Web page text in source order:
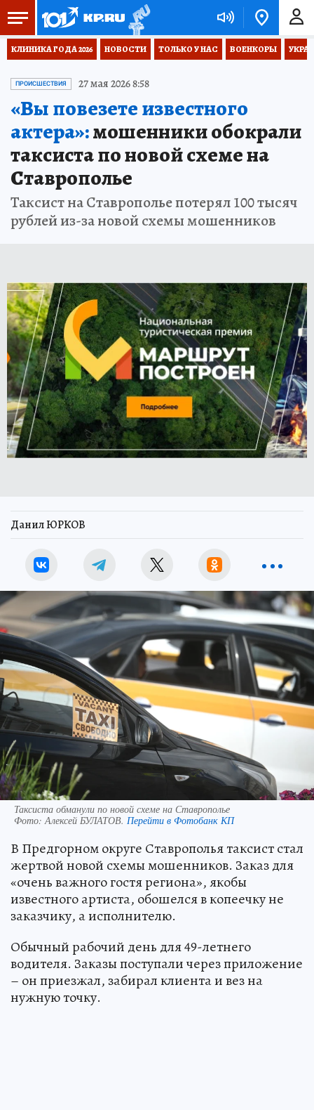
КЛИНИКА ГОДА 2026 НОВОСТИ ТОЛЬКО У НАС ВОЕНКОРЫ
ПРОИСШЕСТВИЯ 27 мая 2026 8:58
«Вы повезете известного
актера»:мошенники обокрали
таксиста по новой схеме на
Ставрополье
Таксист на Ставрополье потерял 100 тысяч
рублей из-за новой схемы мошенников
Данил ЮРКОВ
Таксиста обманули по новой схеме на Ставрополье
Фото:Алексей БУЛАТОВ. Перейти в Фотобанк КП
В Предгорном округе Ставрополья таксист стал
жертвой новой схемы мошенников. Заказ для
«очень важного гостя региона», якобы
известного артиста, обошелся в копеечку не
заказчику, а исполнителю.
Обычный рабочий день для 49-летнего
водителя. Заказы поступали через приложение
– он приезжал, забирал клиента и вез на
нужную точку.